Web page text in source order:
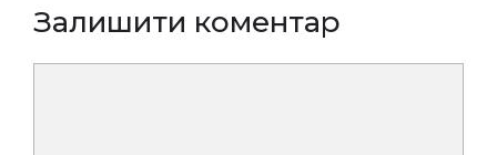
Залишити коментар